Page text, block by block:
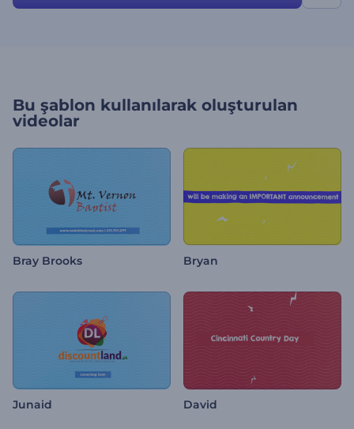
Bu şablon kullanılarak oluşturulan
videolar
Bray Brooks Bryan
Junaid David